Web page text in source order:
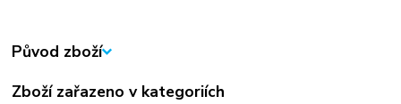
Původ zboží
Zboží zařazeno v kategoriích